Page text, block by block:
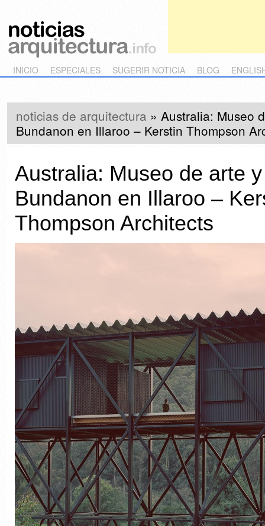
Main menu
Skip to primary content
Skip to secondary content
INICIO ESPECIALES SUGERIR NOTICIA BLOG
noticias de arquitectura » Australia: Museo
Bundanon en Illaroo – Kerstin Thompson
Australia: Museo de arte
Bundanon en Illaroo –
Thompson Architects